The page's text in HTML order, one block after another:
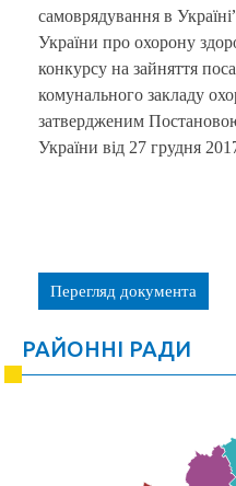
самоврядування в
України про охорону
конкурсу на зайняття
комунального закладу
затвердженим
України від 27 грудня
Перегляд документа
РАЙОННІ РАДИ